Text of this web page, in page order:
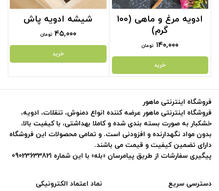
ادویه مرغ و ماهی (100
گرم)
۱۴۰,۰۰۰ تومان
خرید
شیشه ادویه پاش
۴۵,۰۰۰ تومان
خرید
نماد اعتماد الکترونیکی
دسترسی سریع
فروشگاه اینترنتی ماهور
فروشگاه اینترنتی ماهور عرضه کننده انواع دمنوش، تنقلات، ادویه،
خشکبار به صورت بسته بندی شده و کاملا بهداشتی، با کیفیت بالا،
بدون مواد نگهدارنده و افزودنی است. و تمامی محصولات این فروشگاه
دارای تضمین کیفیت و قیمت می باشند.
پیگیری سفارشات از طریق پیامرسان «بله» با این شماره 09023633821